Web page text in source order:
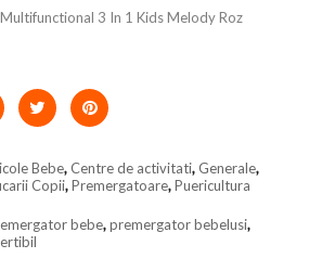
3 In 1 Kids Melody Roz
Bebe,Centre de activitati, Generale,
Copii,Premergatoare,Puericultura
bebe,premergator bebelusi,